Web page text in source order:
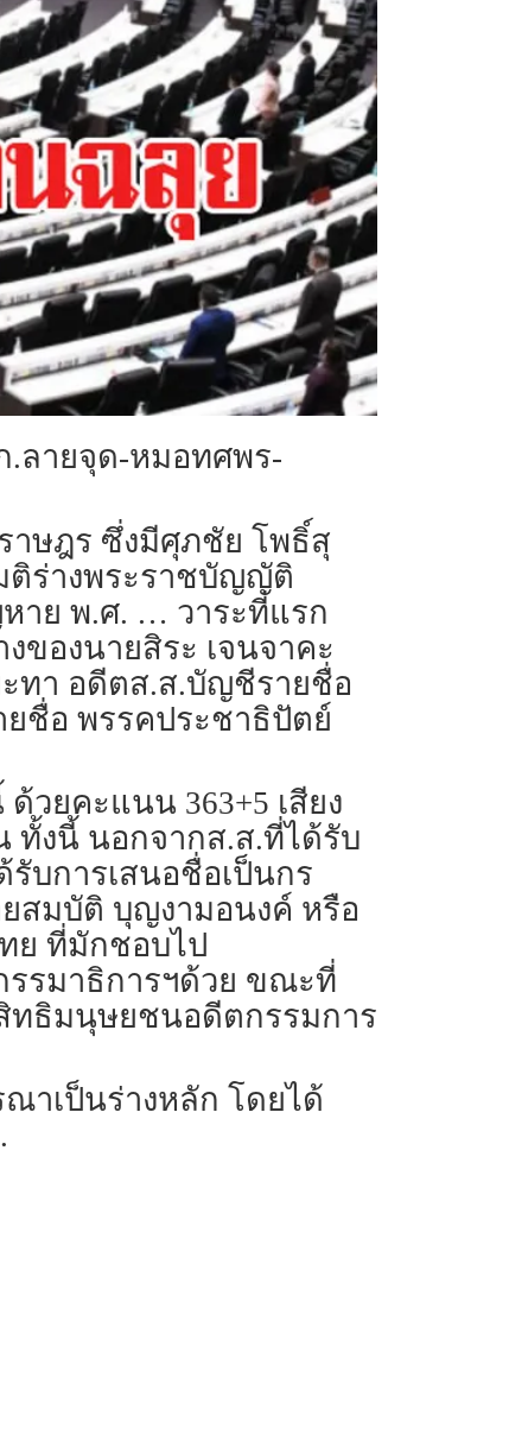
.ลายจุด-หมอทศพร-
าษฎร ซึ่งมีศุภชัย โพธิ์สุ
ติร่างพระราชบัญญัติ
าย พ.ศ. … วาระที่แรก
ของนายสิระ เจนจาคะ
ทา อดีตส.ส.บัญชีรายชื่อ
ชื่อ พรรคประชาธิปัตย์
วยคะแนน 363+5 เสียง
ทั้งนี้ นอกจากส.ส.ที่ได้รับ
บการเสนอชื่อเป็นกร
สมบัติ บุญงามอนงค์ หรือ
ย ที่มักชอบไป
รมาธิการฯด้วย ขณะที่
ทธิมนุษยชนอดีตกรรมการ
าเป็นร่างหลัก โดยได้